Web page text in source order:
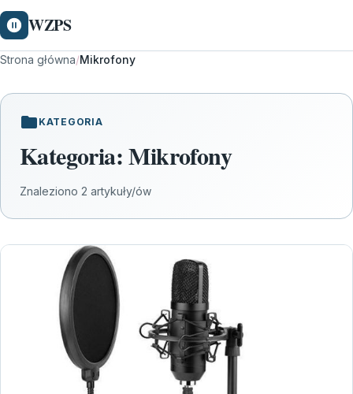
WZPS
Strona główna/Mikrofony
KATEGORIA
Kategoria:Mikrofony
Znaleziono 2 artykuły/ów